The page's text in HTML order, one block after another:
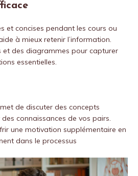
et concises pendant les cours ou
à mieux retenir l’information.
et des diagrammes pour capturer
essentielles.
de discuter des concepts
connaissances de vos pairs.
une motivation supplémentaire en
dans le processus